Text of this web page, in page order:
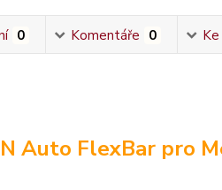
0 Komentáře 0
Auto FlexBar pro